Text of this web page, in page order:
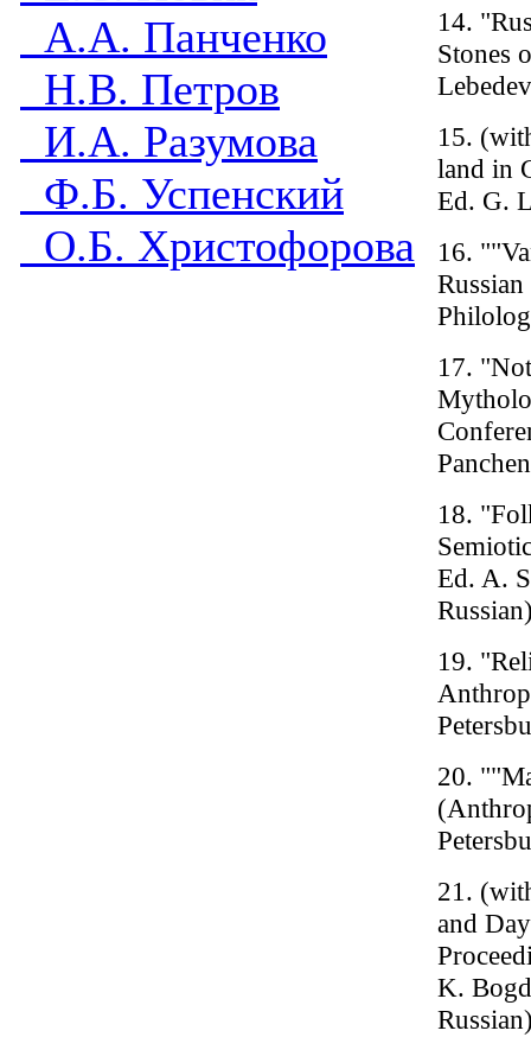
А.А. Панченко
Н.В. Петров
И.А. Разумова
Ф.Б. Успенский
О.Б. Христофорова
14.
Stones
15.
land in
Ed. G.
16.
17.
18.
Ed. A.
19.
20.
21.
and
K.